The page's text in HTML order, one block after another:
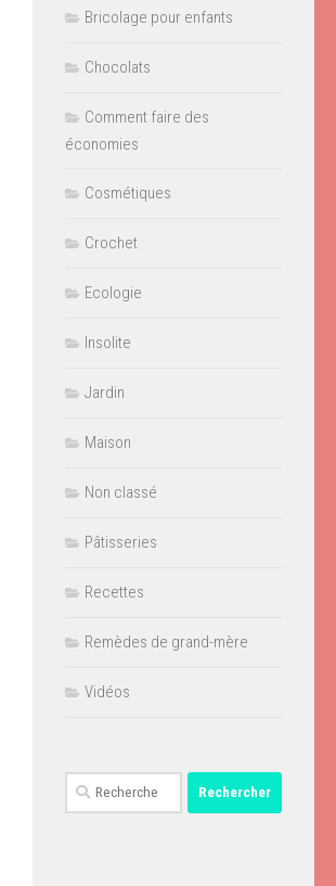
Bricolage pour enfants
Chocolats
Comment faire des
économies
Cosmétiques
Crochet
Ecologie
Insolite
Jardin
Maison
Non classé
Pâtisseries
Recettes
Remèdes de grand-mère
Vidéos
Rechercher :